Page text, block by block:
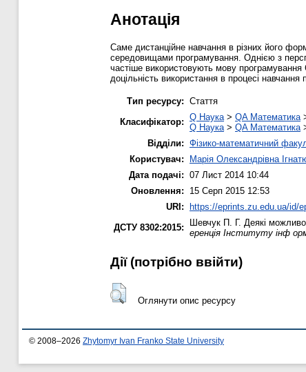
Анотація
Саме дистанційне навчання в різних його
середовищами програмування. Однією з
частіше використовують мову програмування
доцільність використання в процесі
Тип ресурсу: Стаття
Класифікатор: Q Наука > QA Математика
Q Наука > QA Математика
Відділи: Фізико-математичний
Користувач:
Марія Олександрівна
Дата подачі: 07 Лист 2014 10:44
Оновлення:
15 Серп 2015 12:53
URI: https://eprints.zu.edu.ua/id/
ДСТУ 8302:2015:
Шевчук П. Г. Деякі
еренція Інституту інф
Дії ​​(потрібно ввійти)
Оглянути опис ресурсу
© 2008–2026 Zhytomyr Ivan Franko State University